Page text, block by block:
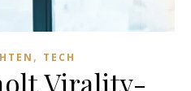
, TECH
Virality-